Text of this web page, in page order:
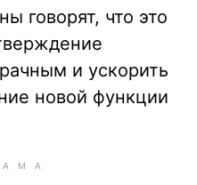
говорят, что это
и ускорить
новой функции